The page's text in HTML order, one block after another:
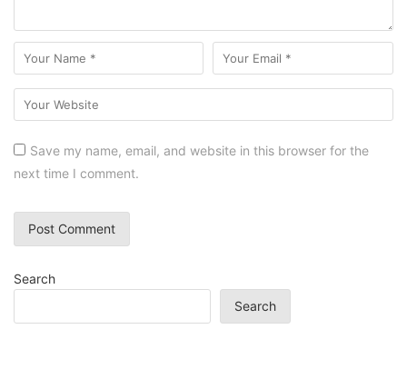
Save my name, email, and website in this browser for the
next time I comment.
Search
Search